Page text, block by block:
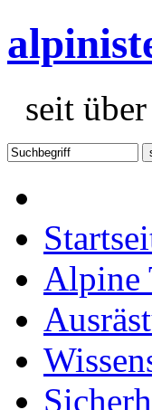
seit
Alpine